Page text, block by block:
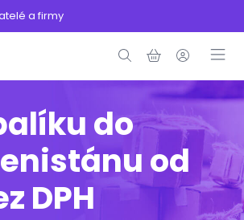
a firmy
do
od
DPH